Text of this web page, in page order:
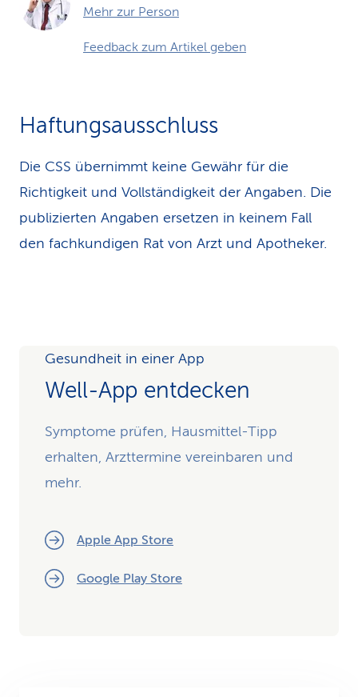
Mehr zur Person
Feedback zum Artikel geben
Haftungsausschluss
Die CSS übernimmt keine Gewähr für die
Richtigkeit und Vollständigkeit der Angaben. Die
publizierten Angaben ersetzen in keinem Fall
den fachkundigen Rat von Arzt und Apotheker.
Gesundheit in einer App
Well-App entdecken
Symptome prüfen, Hausmittel-Tipp
erhalten, Arzttermine vereinbaren und
mehr.
Apple App Store
Google Play Store